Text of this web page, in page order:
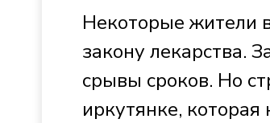
Некоторые жители
закону лекарства.
срывы сроков. Но
иркутянке,